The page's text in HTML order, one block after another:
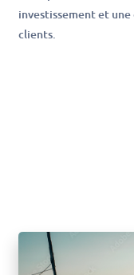
investissement et une
clients.